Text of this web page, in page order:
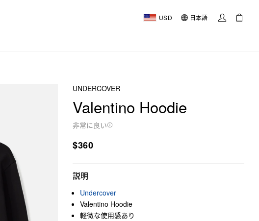
USD 日本語
UNDERCOVER
Valentino Hoodie
非常に良い
$360
説明
Undercover
Valentino Hoodie
軽微な使用感あり